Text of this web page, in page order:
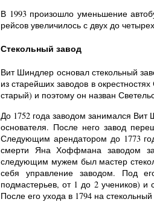
В 1993 произошло уменьшение
рейсов увеличилось с двух до
Стекольный завод
Вит Шиндлер основал стекольный
из старейших заводов в
старый) и поэтому он назван
До 1752 года заводом занимался
основателя. После него завод
Следующим арендатором до 1773
смерти Яна Хоффмана заводом
следующим мужем был мастер
себя управление заводом. Под
подмастерьев, от 1 до 2 учеников)
После его ухода в 1794 на